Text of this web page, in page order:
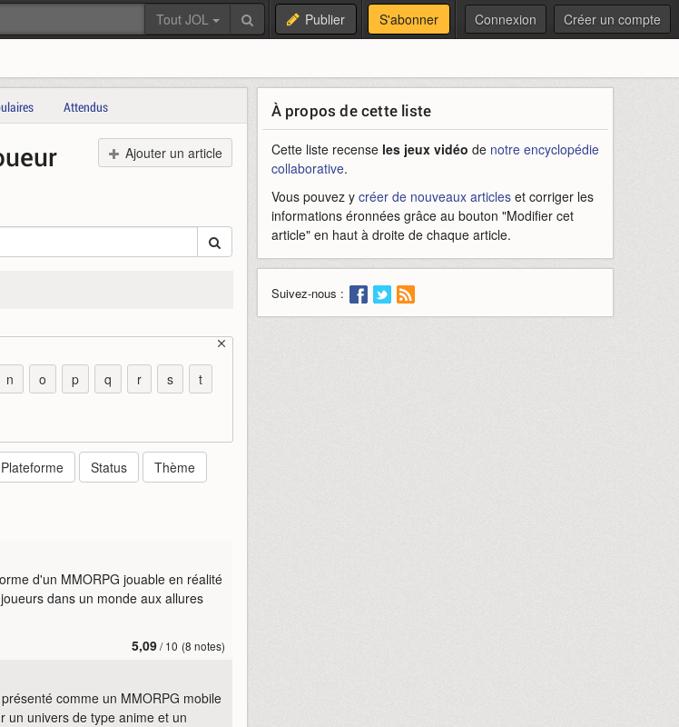
Tout JOL Publier S'abonner Connexion Créer un compte
Attendus
Ajouter un article
n o p q r s
t
Plateforme Status Thème
d'un MMORPG jouable en réalité
dans un monde aux allures
5,09/ 10 (8 notes)
comme un MMORPG mobile
un univers de type anime et un
À propos de cette liste
Cette liste recense les jeux vidéo de notre encyclopédie
collaborative.
Vous pouvez y créer de nouveaux articleset corriger les
informations éronnées grâce au bouton "Modifier cet
article" en haut à droite de chaque article.
Suivez-nous :